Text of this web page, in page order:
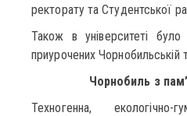
ректорату та Студентської
Також в університеті
приурочених Чорнобильській
Чорнобиль з
Техногенна, екологічно-